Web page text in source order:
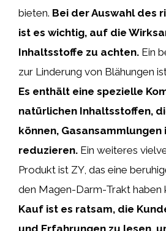
bieten. Bei der Auswahl des
ist es wichtig, auf die
Inhaltsstoffe zu achten. Ein
zur Linderung von Blähungen
Es enthält eine spezielle
natürlichen Inhaltsstoffen,
können, Gasansammlungen
reduzieren. Ein weiteres
Produkt ist ZY, das eine
den Magen-Darm-Trakt haben
Kauf ist es ratsam, die
und Erfahrungen zu lesen,